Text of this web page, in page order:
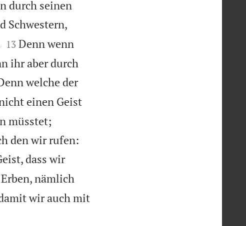
durch seinen
Schwestern,

13 Denn wenn
ihr aber durch
welche der
einen Geist
müsstet;
den wir rufen:
dass wir
nämlich
wir auch mit